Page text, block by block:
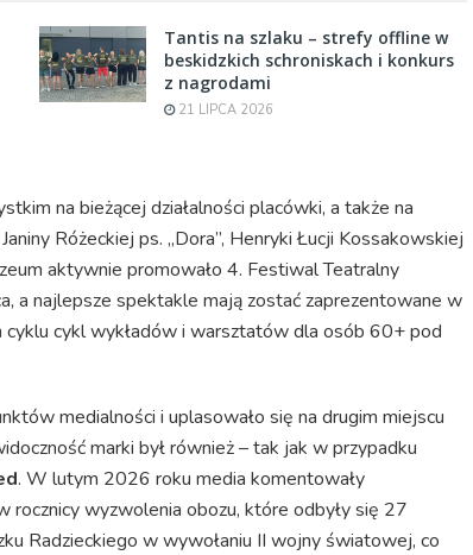
Tantis na szlaku – strefy offline w
beskidzkich schroniskach i konkurs
z nagrodami
21 LIPCA 2026
na bieżącej działalności placówki, a także na
Różeckiej ps. „Dora”, Henryki Łucji Kossakowskiej
aktywnie promowało 4. Festiwal Teatralny
a najlepsze spektakle mają zostać zaprezentowane w
cykl wykładów i warsztatów dla osób 60+ pod
medialności i uplasowało się na drugim miejscu
marki był również – tak jak w przypadku
. W lutym 2026 roku media komentowały
wyzwolenia obozu, które odbyły się 27
Radzieckiego w wywołaniu II wojny światowej, co